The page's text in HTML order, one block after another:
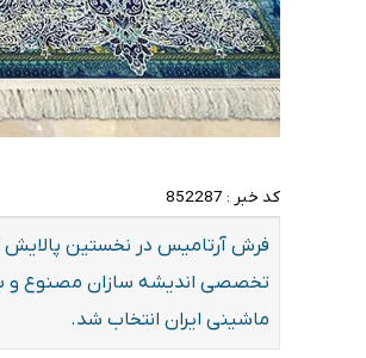
کد خبر : 852287
فرش آرتامیس در نخستین پالایش
ماشینی ایران انتخاب شد.